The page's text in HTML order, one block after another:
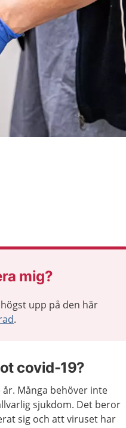
mig?
upp på den här
.
covid-19?
Många behöver inte
sjukdom. Det beror
sig och att viruset har